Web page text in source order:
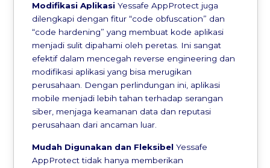
Modifikasi Aplikasi Yessafe AppProtect juga
dilengkapi dengan fitur “code obfuscation” dan
“code hardening” yang membuat kode aplikasi
menjadi sulit dipahami oleh peretas. Ini sangat
efektif dalam mencegah reverse engineering dan
modifikasi aplikasi yang bisa merugikan
perusahaan. Dengan perlindungan ini, aplikasi
mobile menjadi lebih tahan terhadap serangan
siber, menjaga keamanan data dan reputasi
perusahaan dari ancaman luar.
Mudah Digunakan dan Fleksibel Yessafe
AppProtect tidak hanya memberikan